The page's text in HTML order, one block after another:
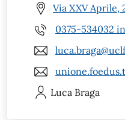
Via XXV Aprile,
0375-534032
Luca Braga